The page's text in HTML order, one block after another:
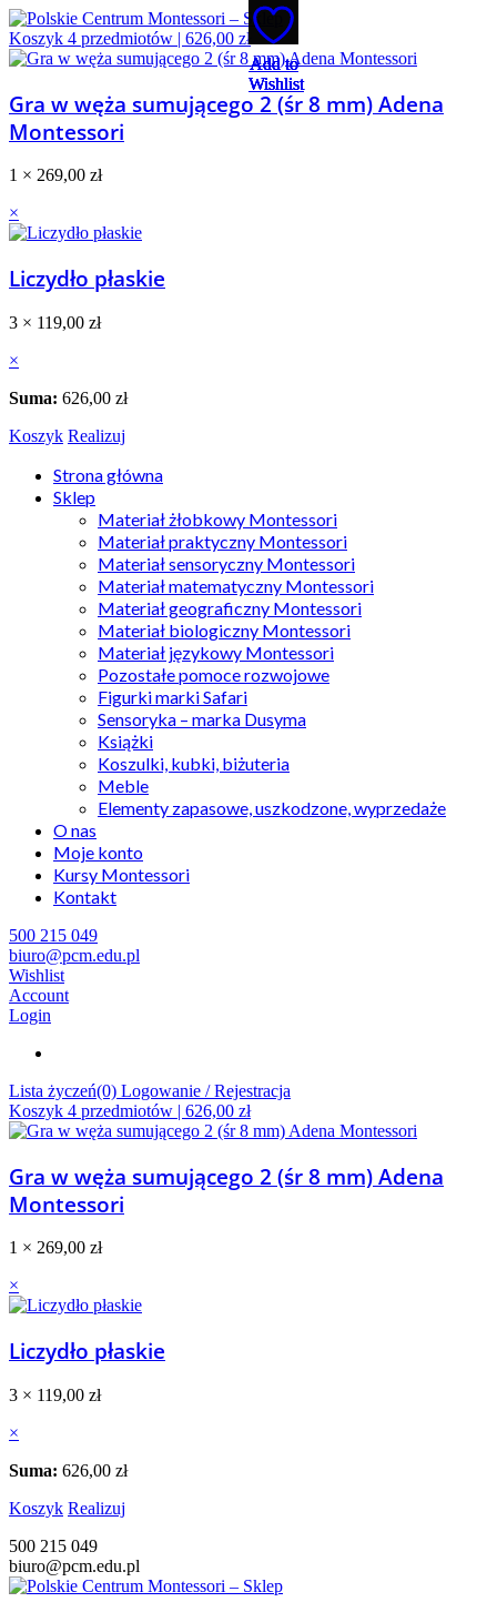
Koszyk 4 przedmiotów | 626,00 zł
Gra w węża sumującego 2 (śr 8 mm) Adena
Montessori
1 × 269,00 zł
×
Liczydło płaskie
3 × 119,00 zł
×
Suma: 626,00 zł
Koszyk Realizuj
Strona główna
Sklep
Materiał żłobkowy Montessori
Materiał praktyczny Montessori
Materiał sensoryczny Montessori
Materiał matematyczny Montessori
Materiał geograficzny Montessori
Materiał biologiczny Montessori
Materiał językowy Montessori
Pozostałe pomoce rozwojowe
Figurki marki Safari
Sensoryka – marka Dusyma
Książki
Koszulki, kubki, biżuteria
Meble
Elementy zapasowe, uszkodzone, wyprzedaże
O nas
Moje konto
Kursy Montessori
Kontakt
500 215 049
biuro@pcm.edu.pl
Wishlist
Account
Login
Lista życzeń(0) Logowanie / Rejestracja
Koszyk 4 przedmiotów | 626,00 zł
Gra w węża sumującego 2 (śr 8 mm) Adena
Montessori
1 × 269,00 zł
×
Liczydło płaskie
3 × 119,00 zł
×
Suma: 626,00 zł
Koszyk Realizuj
500 215 049
biuro@pcm.edu.pl
Add to
Wishlist
Add to
Wishlist
Add to
Wishlist
Add to
Wishlist
Add to
Wishlist